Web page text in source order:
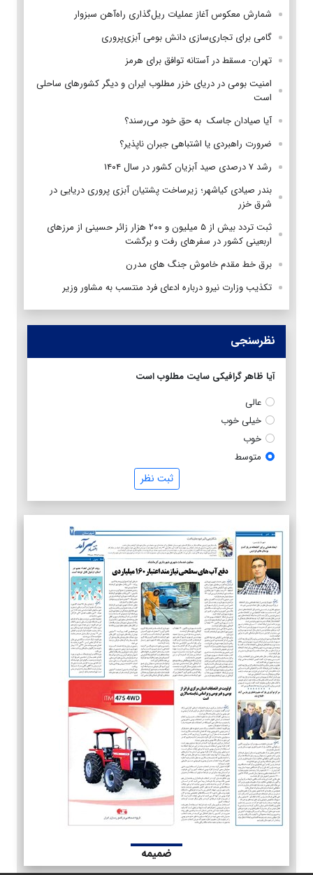
شمارش معکوس آغاز عملیات ریل‌گذاری راه‌آهن سبزوار
گامی برای تجاری‌سازی دانش بومی آبزی‌پروری
تهران- مسقط در آستانه توافق برای هرمز
امنیت بومی در دریای خزر مطلوب ایران و دیگر کشورهای ساحلی
است
آیا صیادان جاسک به حق خود می‌رسند؟
ضرورت راهبردی یا اشتباهی جبران ناپذیر؟
رشد ۷ درصدی صید آبزیان کشور در سال ۱۴۰۴
بندر صیادی کیاشهر؛ زیرساخت پشتیان آبزی پروری دریایی در
شرق خزر
ثبت تردد بیش از ۵ میلیون و ۲۰۰ هزار زائر حسینی از مرزهای
اربعینی کشور در سفرهای رفت و برگشت
برق خط مقدم خاموش جنگ های مدرن
تکذیب وزارت نیرو درباره ادعای فرد منتسب به مشاور وزیر
نظرسنجی
آیا ظاهر گرافیکی سایت مطلوب است
عالی
خیلی خوب
خوب
متوسط
ثبت نظر
ضمیمه